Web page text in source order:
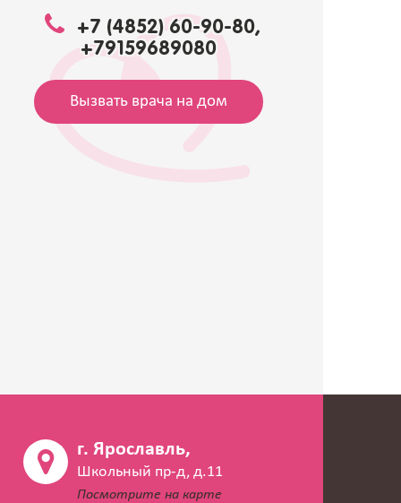
+7 (4852) 60-90-80,
+79159689080
Вызвать врача на дом
г. Ярославль,
Школьный пр-д, д.11
Посмотрите на карте